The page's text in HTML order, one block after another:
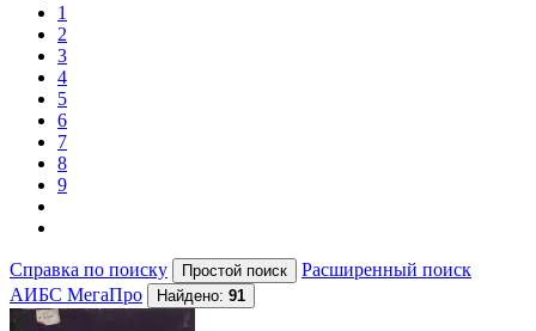
1
2
3
4
5
6
7
8
9
Справка по поиску
Расширенный поиск
АИБС МегаПро
Найдено: 91